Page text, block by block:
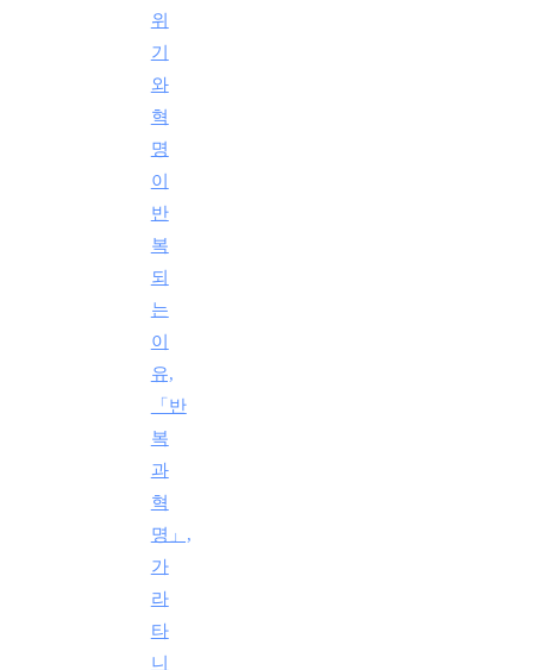
위
기
와
혁
명
이
반
복
되
는
이
유,
「반
복
과
혁
명」,
가
라
타
니